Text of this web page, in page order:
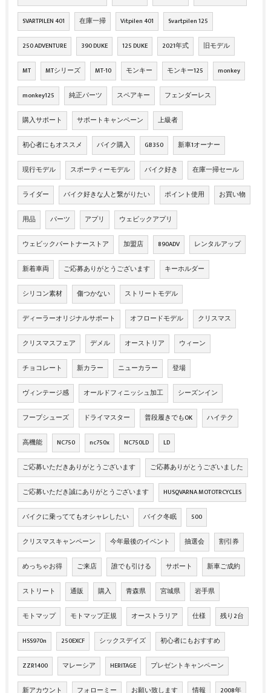
SVARTPILEN 401 在庫一掃 Vitpilen 401 Svartpilen 125
250 ADVENTURE 390 DUKE 125 DUKE 2021年式 旧モデル
MT MTシリーズ MT-10 モンキー モンキー125 monkey
monkey125 純正パーツ スペアキー フェンダーレス
購入サポート サポートキャンペーン 上級者
初心者にもオススメ バイク購入 GB350 新車1オーナー
現行モデル スポーティーモデル バイク好き 在庫一掃セール
ライダー バイク好きな人と繋がりたい ポイント使用 お買い物
用品 パーツ アプリ ウェビックアプリ
ウェビックパートナーストア 加盟店 890ADV レンタルアップ
新着車両 ご応募ありがとうございます キーホルダー
シリコン素材 傷つかない ストリートモデル
ディーラーオリジナルサポート オフロードモデル クリスマス
クリスマスフェア デメル オーストリア ウィーン
チョコレート 新カラー ニューカラー 登場
ヴィンテージ感 オールドフィニッシュ加工 シーズンイン
フープシューズ ドライマスター 普段履きでもOK ハイテク
高機能 NC750 nc750x NC750LD LD
ご応募いただきありがとうございます ご応募ありがとうございました
ご応募いただき誠にありがとうございます HUSQVARNA MOTOTRCYCLES
バイクに乗っててもオシャレしたい バイク冬眠 500
クリスマスキャンペーン 今年最後のイベント 抽選会 割引券
めっちゃお得 ご来店 誰でも引ける サポート 新車ご成約
ストリート 通販 購入 青森県 宮城県 岩手県
モトマップ モトマップ正規 オーストラリア 仕様 残り2台
HSS970n 250EXCF シックスデイズ 初心者にもおすすめ
ZZR1400 マレーシア HERITAGE プレゼントキャンペーン